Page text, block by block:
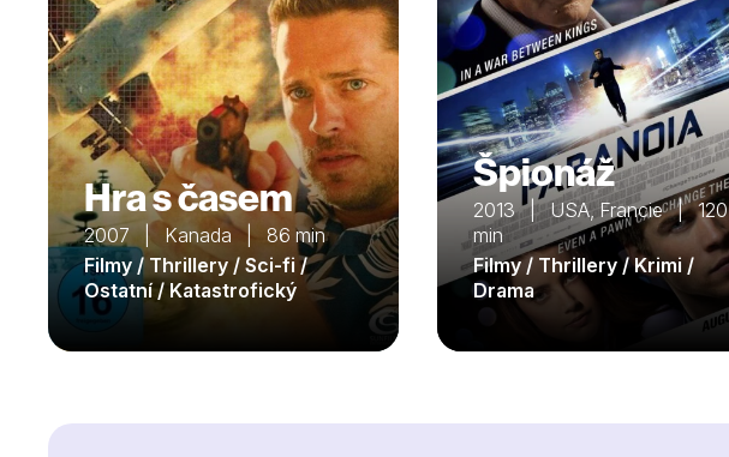
Hra s časem
2007 | Kanada | 86 min
Filmy / Thrillery / Sci-fi /
Ostatní / Katastrofický
Špionáž
2013 | USA, Francie | 120
min
Filmy / Thrillery / Krimi /
Drama